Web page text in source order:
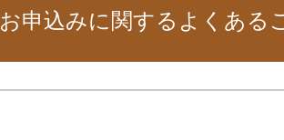
お申込みに関するよくある